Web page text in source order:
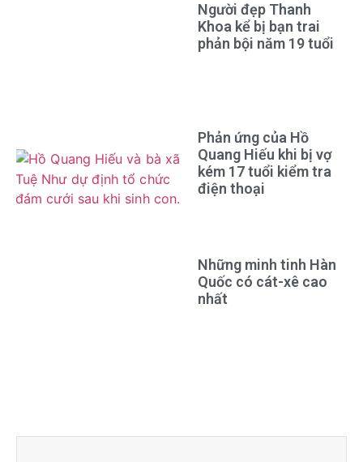
Người đẹp Thanh
Khoa kể bị bạn trai
phản bội năm 19 tuổi
Phản ứng của Hồ
Quang Hiếu khi bị vợ
kém 17 tuổi kiểm tra
điện thoại
Những minh tinh Hàn
Quốc có cát-xê cao
nhất